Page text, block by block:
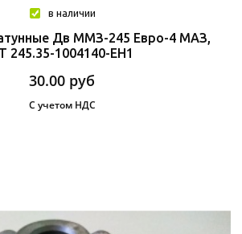
в наличии
Дв ММЗ-245 Eвро-4 МАЗ,
245.35-1004140-ЕН1
30.00 руб
С учетом НДС